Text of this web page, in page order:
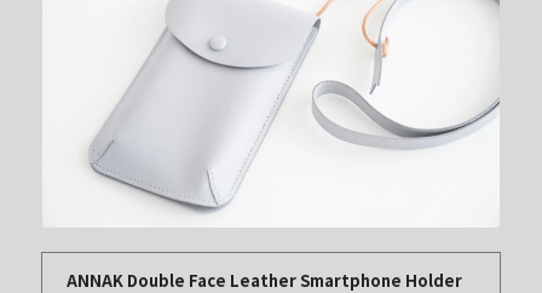
ANNAK Double Face Leather Smartphone Holder